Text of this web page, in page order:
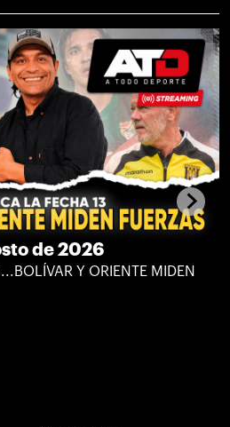
de 2026
Y ORIENTE MIDEN